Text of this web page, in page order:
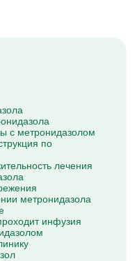
с метронидазолом
по
лечения
метронидазола
инфузия